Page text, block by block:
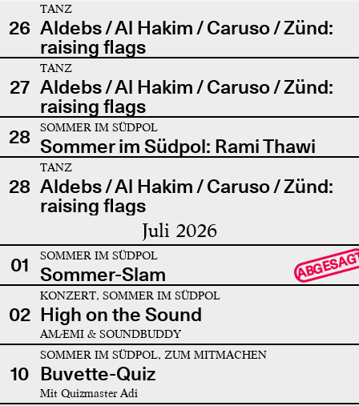
26
TANZ
Aldebs / Al Hakim / Caruso / Zünd:
raising flags
27
TANZ
Aldebs / Al Hakim / Caruso / Zünd:
raising flags
28
SOMMER IM SÜDPOL
Sommer im Südpol: Rami Thawi
28
TANZ
Aldebs / Al Hakim / Caruso / Zünd:
raising flags
Juli 2026
01 SOMMER IM SÜDPOL
Sommer-Slam
02
KONZERT, SOMMER IM SÜDPOL
High on the Sound
AMÆMI & SOUNDBUDDY
10
SOMMER IM SÜDPOL, ZUM MITMACHEN
Buvette-Quiz
Mit Quizmaster Adi